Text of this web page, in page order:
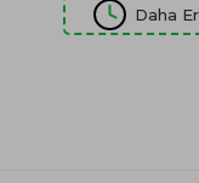
Daha